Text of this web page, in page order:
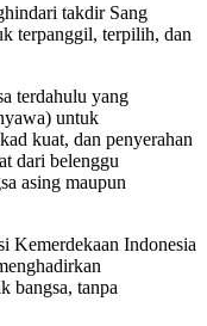
takdir Sang
terpanggil, terpilih, dan
terdahulu yang
untuk
kuat, dan penyerahan
dari belenggu
asing maupun
Kemerdekaan Indonesia
bangsa, tanpa